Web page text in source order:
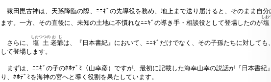
猿田毘古神は、天孫降臨の際、ﾆﾆｷﾞの先導役を務め、地上まで送り届けると、そのまま自分
ます。一方、その直後に、未知の土地に不慣れなﾆﾆｷﾞの導き手・相談役として登場したのが
しお
さらに、 塩土
しおつつの
老爺
おじ
は、『日本書紀』において、ﾆﾆｷﾞだけでなく、その子孫たちに対しても
して登場します。
まずは、ﾆﾆｷﾞの子のﾎﾎﾃﾞﾐ（山幸彦）ですが、最初に記載した海幸山幸の説話が『日本書紀
り、ﾎﾎﾃﾞﾐを海神の宮へと導く役割を果たしています。